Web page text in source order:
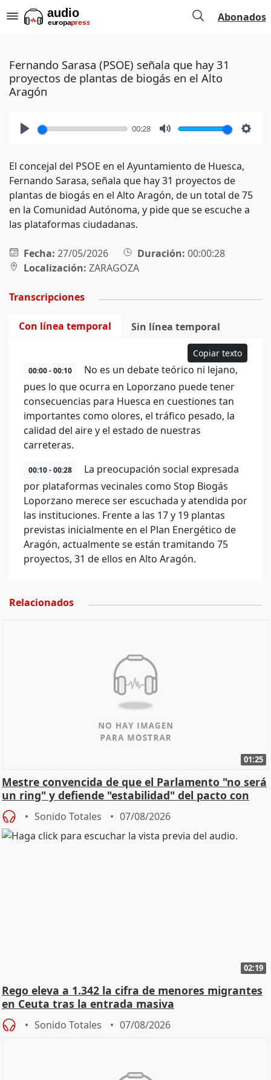
Abonados
Fernando Sarasa (PSOE) señala que hay 31
proyectos de plantas de biogás en el Alto
Aragón
00:28
El concejal del PSOE en el Ayuntamiento de Huesca,
Fernando Sarasa, señala que hay 31 proyectos de
plantas de biogás en el Alto Aragón, de un total de 75
en la Comunidad Autónoma, y pide que se escuche a
las plataformas ciudadanas.
Fecha: 27/05/2026 Duración: 00:00:28
Localización: ZARAGOZA
Transcripciones
Con línea temporal Sin línea temporal
Copiar texto
00:00 - 00:10
No es un debate teórico ni lejano,
pues lo que ocurra en Loporzano puede tener
consecuencias para Huesca en cuestiones tan
importantes como olores, el tráfico pesado, la
calidad del aire y el estado de nuestras
carreteras.
00:10 - 00:28
La preocupación social expresada
por plataformas vecinales como Stop Biogás
Loporzano merece ser escuchada y atendida por
las instituciones. Frente a las 17 y 19 plantas
previstas inicialmente en el Plan Energético de
Aragón, actualmente se están tramitando 75
proyectos, 31 de ellos en Alto Aragón.
Relacionados
01:25
Mestre convencida de que el Parlamento "no será
un ring" y defiende "estabilidad" del pacto con
Vox
Sonido Totales 07/08/2026
02:19
Rego eleva a 1.342 la cifra de menores migrantes
en Ceuta tras la entrada masiva
Sonido Totales 07/08/2026